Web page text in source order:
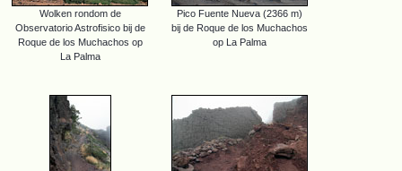
Wolken rondom de
Observatorio Astrofisico bij de
Roque de los Muchachos op
La Palma
Pico Fuente Nueva (2366 m)
bij de Roque de los Muchachos
op La Palma